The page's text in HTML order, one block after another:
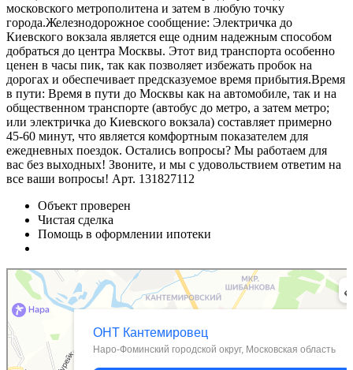
московского метрополитена и затем в любую точку
города.Железнодорожное сообщение: Электричка до
Киевского вокзала является еще одним надежным способом
добраться до центра Москвы. Этот вид транспорта особенно
ценен в часы пик, так как позволяет избежать пробок на
дорогах и обеспечивает предсказуемое время прибытия.Время
в пути: Время в пути до Москвы как на автомобиле, так и на
общественном транспорте (автобус до метро, а затем метро;
или электричка до Киевского вокзала) составляет примерно
45-60 минут, что является комфортным показателем для
ежедневных поездок. Остались вопросы? Мы работаем для
вас без выходных! Звоните, и мы с удовольствием ответим на
все ваши вопросы! Арт. 131827112
Объект проверен
Чистая сделка
Помощь в оформлении ипотеки